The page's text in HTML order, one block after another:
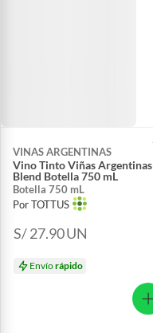
VINAS ARGENTINAS
Vino Tinto Viñas Argentinas
Blend Botella 750 mL
Botella 750 mL
Por TOTTUS
S/ 27.90UN
Envíorápido